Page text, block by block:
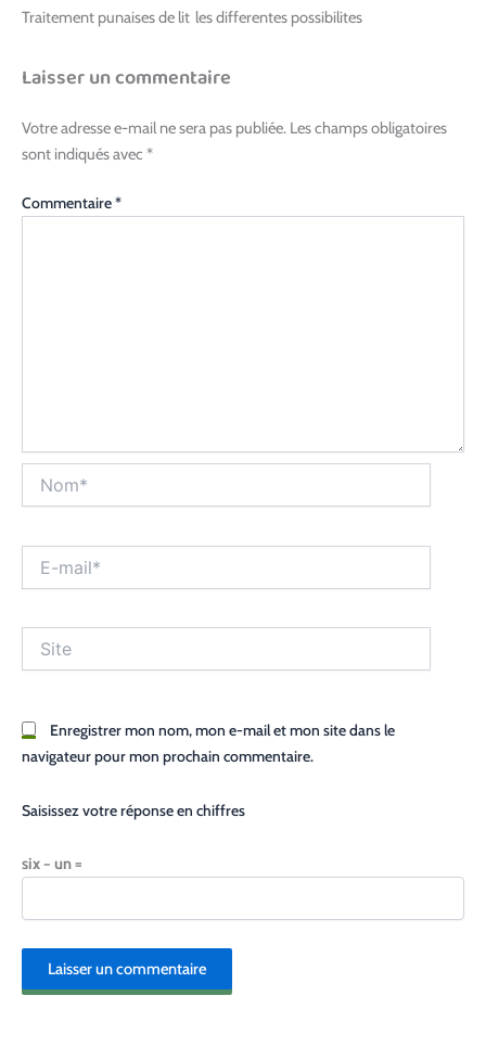
Traitement punaises de lit les differentes possibilites
Laisser un commentaire
Votre adresse e-mail ne sera pas publiée. Les champs obligatoires
sont indiqués avec *
Commentaire*
mail*
Enregistrer mon nom, mon e-mail et mon site dans le
navigateur pour mon prochain commentaire.
Saisissez votre réponse en chiffres
six − un =